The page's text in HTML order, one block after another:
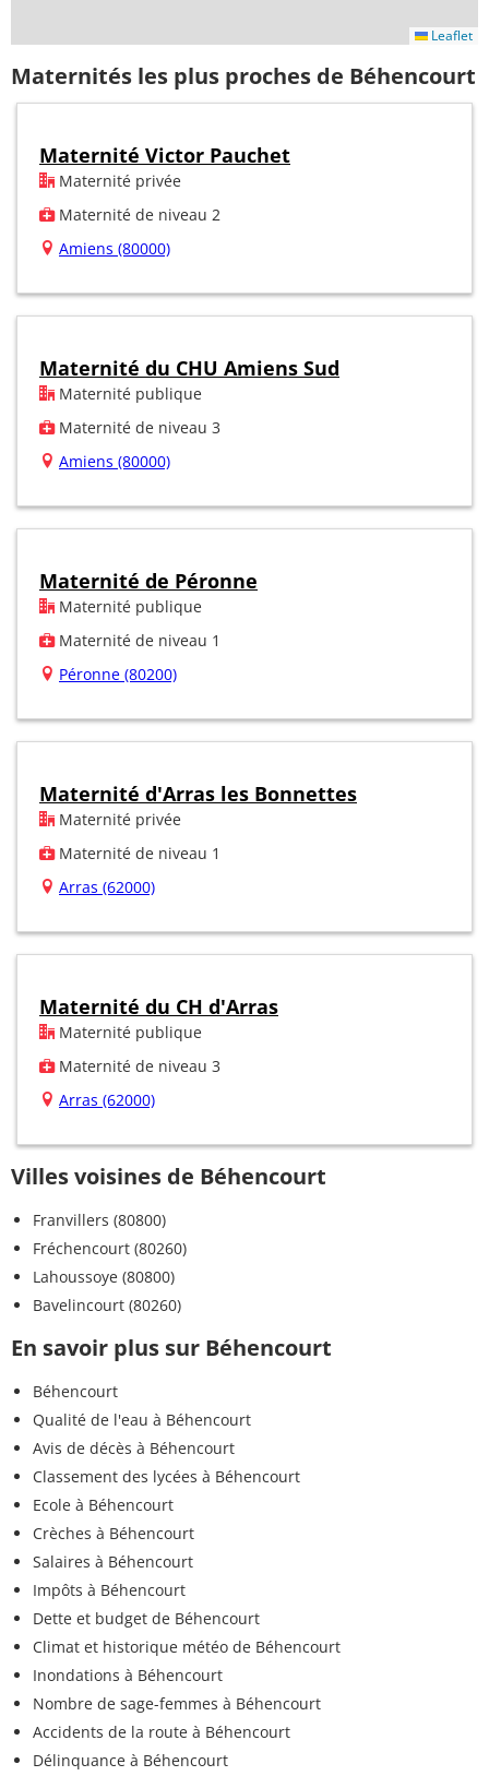
Leaflet
Maternités les plus proches de Béhencourt
Maternité Victor Pauchet
Maternité privée
Maternité de niveau 2
Amiens (80000)
Maternité du CHU Amiens Sud
Maternité publique
Maternité de niveau 3
Amiens (80000)
Maternité de Péronne
Maternité publique
Maternité de niveau 1
Péronne (80200)
Maternité d'Arras les Bonnettes
Maternité privée
Maternité de niveau 1
Arras (62000)
Maternité du CH d'Arras
Maternité publique
Maternité de niveau 3
Arras (62000)
Villes voisines de Béhencourt
Franvillers (80800)
Fréchencourt (80260)
Lahoussoye (80800)
Bavelincourt (80260)
En savoir plus sur Béhencourt
Béhencourt
Qualité de l'eau à Béhencourt
Avis de décès à Béhencourt
Classement des lycées à Béhencourt
Ecole à Béhencourt
Crèches à Béhencourt
Salaires à Béhencourt
Impôts à Béhencourt
Dette et budget de Béhencourt
Climat et historique météo de Béhencourt
Inondations à Béhencourt
Nombre de sage-femmes à Béhencourt
Accidents de la route à Béhencourt
Délinquance à Béhencourt